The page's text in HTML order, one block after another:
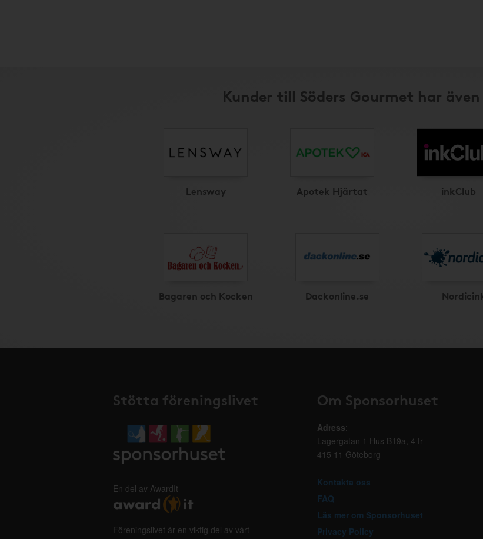
Kunder till Söders Gourmet har
Lensway Apotek Hjärtat inkClub
Bagaren och Kocken Dackonline.se
Stötta föreningslivet
En del av AwardIt
Föreningslivet är en viktig del av vårt
Om Sponsorhuset
Adress:
Lagergatan 1 Hus B19a, 4 tr
415 11 Göteborg
Kontakta oss
FAQ
Läs mer om Sponsorhuset
Privacy Policy